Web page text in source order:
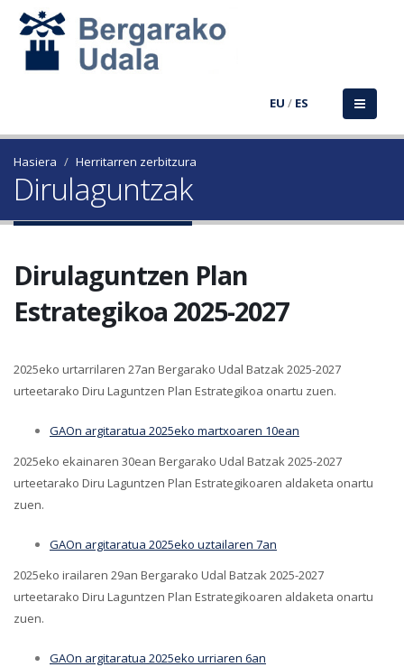
EU / ES
Hasiera Herritarren zerbitzura
Dirulaguntzak
Dirulaguntzen Plan
Estrategikoa 2025-2027
2025eko urtarrilaren 27an Bergarako Udal Batzak 2025-2027
urteetarako Diru Laguntzen Plan Estrategikoa onartu zuen.
GAOn argitaratua 2025eko martxoaren 10ean
2025eko ekainaren 30ean Bergarako Udal Batzak 2025-2027
urteetarako Diru Laguntzen Plan Estrategikoaren aldaketa onartu
zuen.
GAOn argitaratua 2025eko uztailaren 7an
2025eko irailaren 29an Bergarako Udal Batzak 2025-2027
urteetarako Diru Laguntzen Plan Estrategikoaren aldaketa onartu
zuen.
GAOn argitaratua 2025eko urriaren 6an